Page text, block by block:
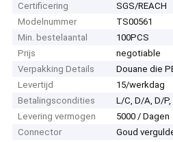
Certificering
SGS/REACH
Modelnummer
TS00561
Min. bestelaantal
100PCS
Prijs
negotiable
Verpakking Details
Douane die
Levertijd
15/werkdag
Betalingscondities
L/C, D/A, D/
Levering vermogen
5000 / Dagen
Connector
Goud